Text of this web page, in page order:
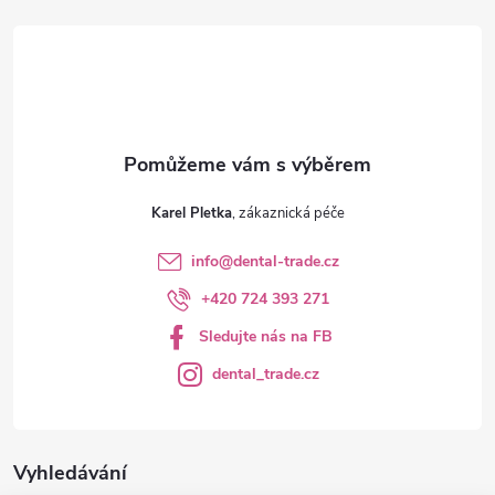
Vyhledávání
Karel Pletka
info@dental-trade.cz
+420 724 393 271
Sledujte nás na FB
dental_trade.cz